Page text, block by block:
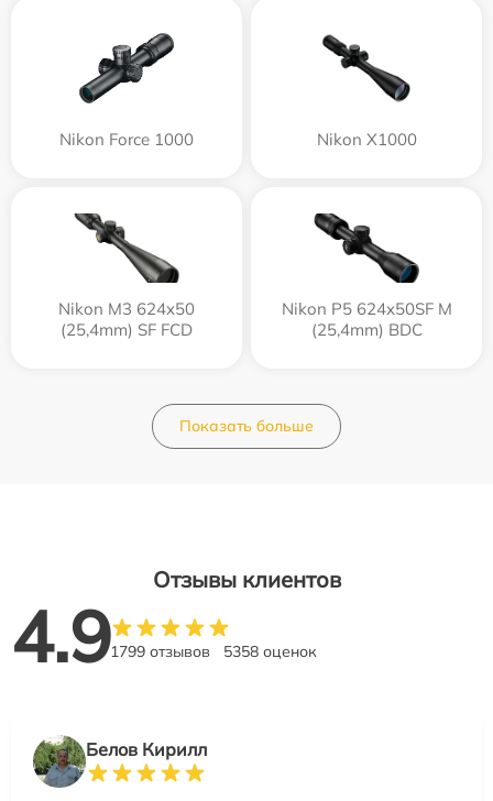
Nikon Force 1000 Nikon X1000
Nikon M3 624x50
(25,4mm) SF FCD
Nikon P5 624x50SF M
(25,4mm) BDC
Показать больше
Отзывы клиентов
4.91799 отзывов 5358 оценок
Белов Кирилл